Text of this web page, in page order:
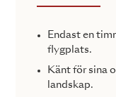
Endast en
flygplats.
Känt för sina
landskap.